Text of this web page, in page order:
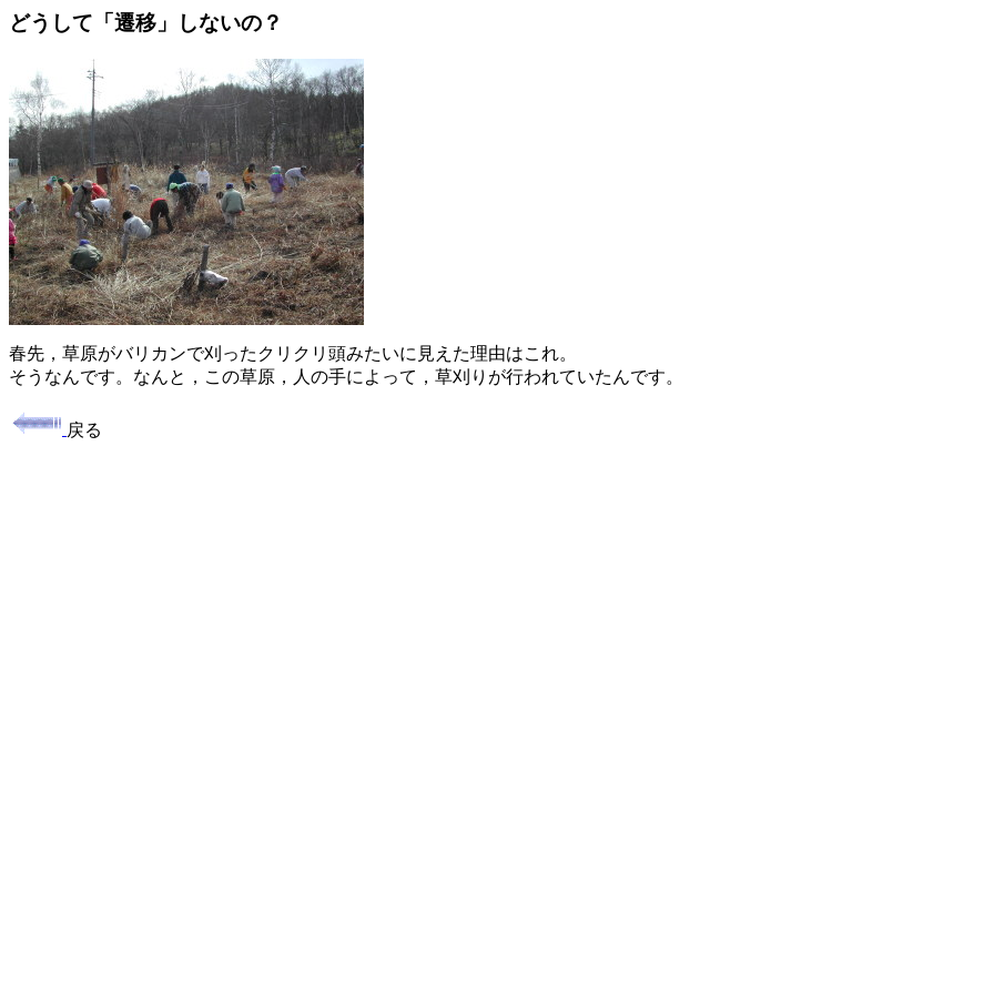
どうして「遷移」しないの？
春先，草原がバリカンで刈ったクリクリ頭みたいに見えた理由はこれ。
そうなんです。なんと，この草原，人の手によって，草刈りが行われていたんです。
戻る